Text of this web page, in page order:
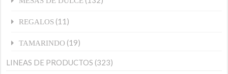
REGALOS (11)
TAMARINDO (19)
LINEAS DE PRODUCTOS (323)